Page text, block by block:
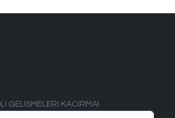
GELISMELERI KACIRMA!